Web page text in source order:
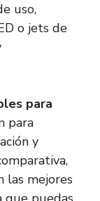
uso,
o jets de
para
para
y
las mejores